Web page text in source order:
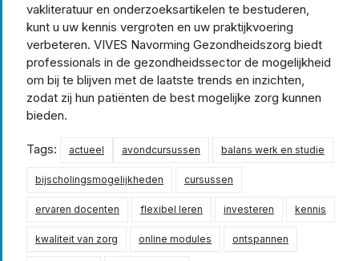
vakliteratuur en onderzoeksartikelen te bestuderen,
kunt u uw kennis vergroten en uw praktijkvoering
verbeteren. VIVES Navorming Gezondheidszorg biedt
professionals in de gezondheidssector de mogelijkheid
om bij te blijven met de laatste trends en inzichten,
zodat zij hun patiënten de best mogelijke zorg kunnen
bieden.
Tags: actueel avondcursussen balans werk en studie
bijscholingsmogelijkheden cursussen
ervaren docenten flexibel leren investeren kennis
kwaliteit van zorg online modules ontspannen